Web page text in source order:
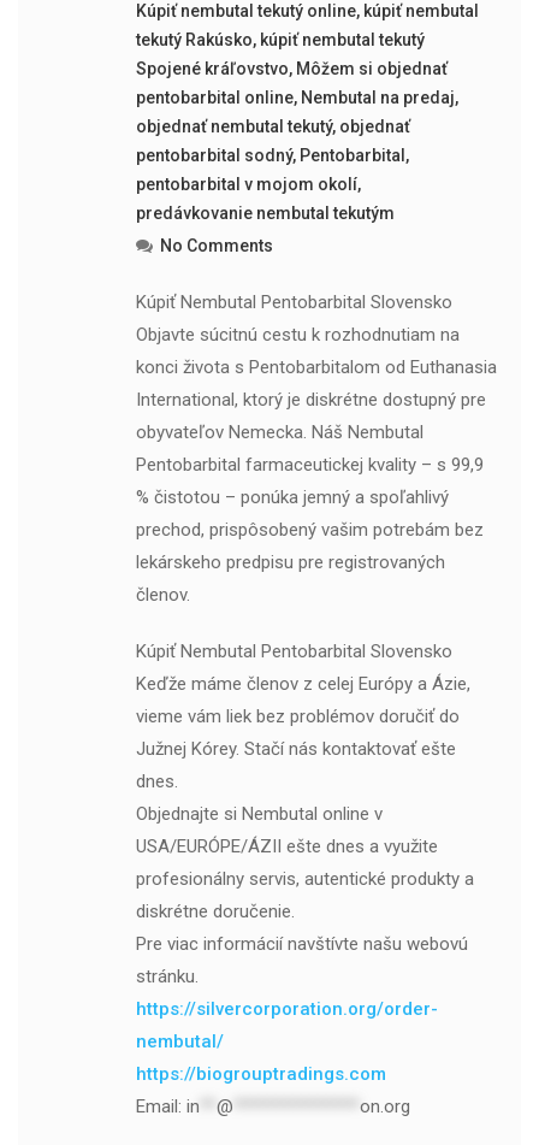
Kúpiť nembutal tekutý online, kúpiť nembutal
tekutý Rakúsko, kúpiť nembutal tekutý
Spojené kráľovstvo, Môžem si objednať
pentobarbital online, Nembutal na predaj,
objednať nembutal tekutý, objednať
pentobarbital sodný, Pentobarbital ,
pentobarbital v mojom okolí,
predávkovanie nembutal tekutým
No Comments
Kúpiť Nembutal Pentobarbital Slovensko
Objavte súcitnú cestu k rozhodnutiam na
konci života s Pentobarbitalom od Euthanasia
International, ktorý je diskrétne dostupný pre
obyvateľov Nemecka. Náš Nembutal
Pentobarbital farmaceutickej kvality – s 99,9
% čistotou – ponúka jemný a spoľahlivý
prechod, prispôsobený vašim potrebám bez
lekárskeho predpisu pre registrovaných
členov.
Kúpiť Nembutal Pentobarbital Slovensko
Keďže máme členov z celej Európy a Ázie,
vieme vám liek bez problémov doručiť do
Južnej Kórey. Stačí nás kontaktovať ešte
dnes.
Objednajte si Nembutal online v
USA/EURÓPE/ÁZII ešte dnes a využite
profesionálny servis, autentické produkty a
diskrétne doručenie.
Pre viac informácií navštívte našu webovú
stránku.
https://silvercorporation.org/order-
nembutal/
https://biogrouptradings.com
Email: in @ on.org